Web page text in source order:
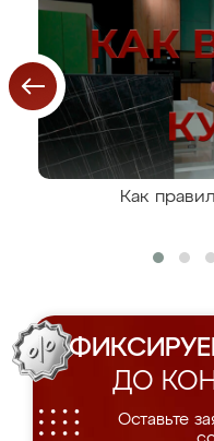
Как
ДО
Оставьте